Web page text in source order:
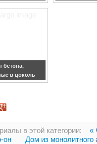
бетона,
в цоколь
в этой категории:
«
он
Дом из монолитного